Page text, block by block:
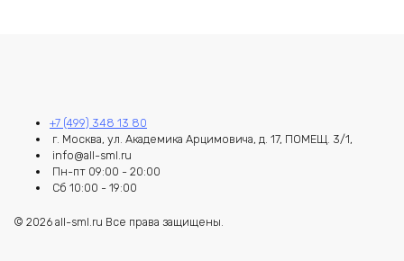
+7 (499) 348 13 80
г. Москва, ул. Академика Арцимовича, д. 17, ПОМЕЩ. 3/1,
info@all-sml.ru
Пн-пт 09:00 - 20:00
Сб 10:00 - 19:00
© 2026 all-sml.ru Все права защищены.